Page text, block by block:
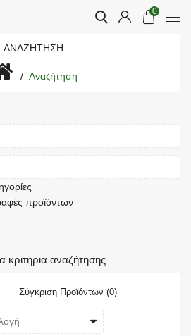
0
ΑΝΑΖΉΤΗΣΗ
Αναζήτηση
προϊόντων
αναζήτησης
Σύγκριση Προϊόντων (0)